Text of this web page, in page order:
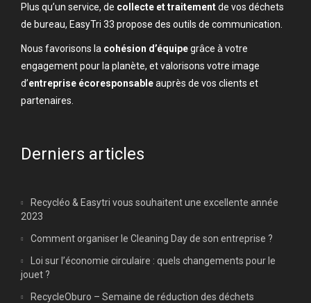
Plus qu’un service, de collecte et traitementde vos déchets
de bureau, EasyTri 33 propose des outils de communication.
Nous favorisons la cohésion d’équipegrâce à votre
engagement pour la planète, et valorisons votre image
d’entreprise écoresponsableauprès de vos clients et
partenaires.
Derniers articles
Recycléo & Easytri vous souhaitent une excellente année
2023
Comment organiser le Cleaning Day de son entreprise ?
Loi sur l’économie circulaire : quels changements pour le
jouet ?
RecycleOburo – Semaine de réduction des déchets